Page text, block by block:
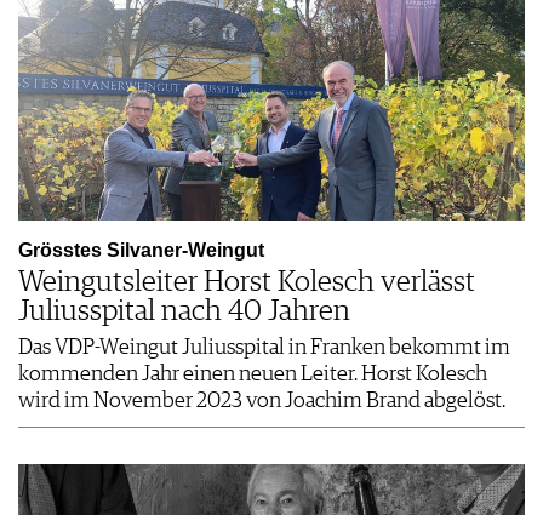
Grösstes Silvaner-Weingut
Weingutsleiter Horst Kolesch verlässt
Juliusspital nach 40 Jahren
Das VDP-Weingut Juliusspital in Franken bekommt im
kommenden Jahr einen neuen Leiter. Horst Kolesch
wird im November 2023 von Joachim Brand abgelöst.